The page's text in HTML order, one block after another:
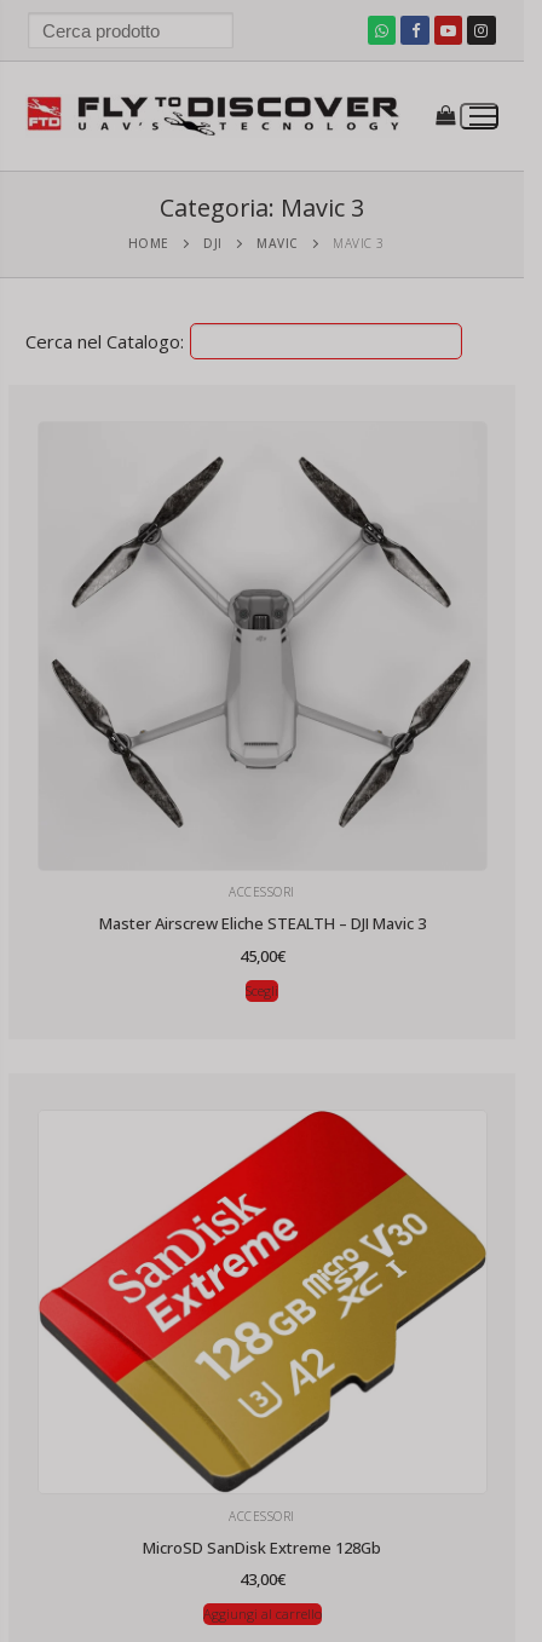
contenuto
Categoria: Mavic 3
HOME DJI MAVIC MAVIC 3
Cerca nel Catalogo:
ACCESSORI
Master Airscrew Eliche STEALTH – DJI Mavic 3
45,00€
Scegli
ACCESSORI
MicroSD SanDisk Extreme 128Gb
43,00€
Aggiungi al carrello